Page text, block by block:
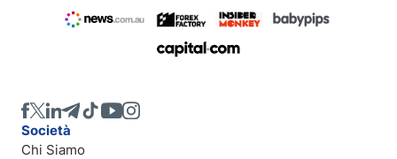
Società
Chi Siamo